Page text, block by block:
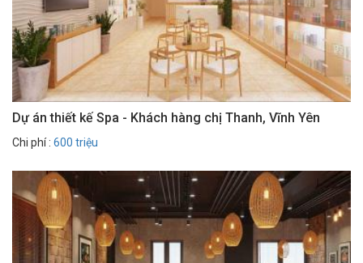
Dự án thiết kế Spa - Khách hàng chị Thanh, Vĩnh Yên
Chi phí : 600 triệu